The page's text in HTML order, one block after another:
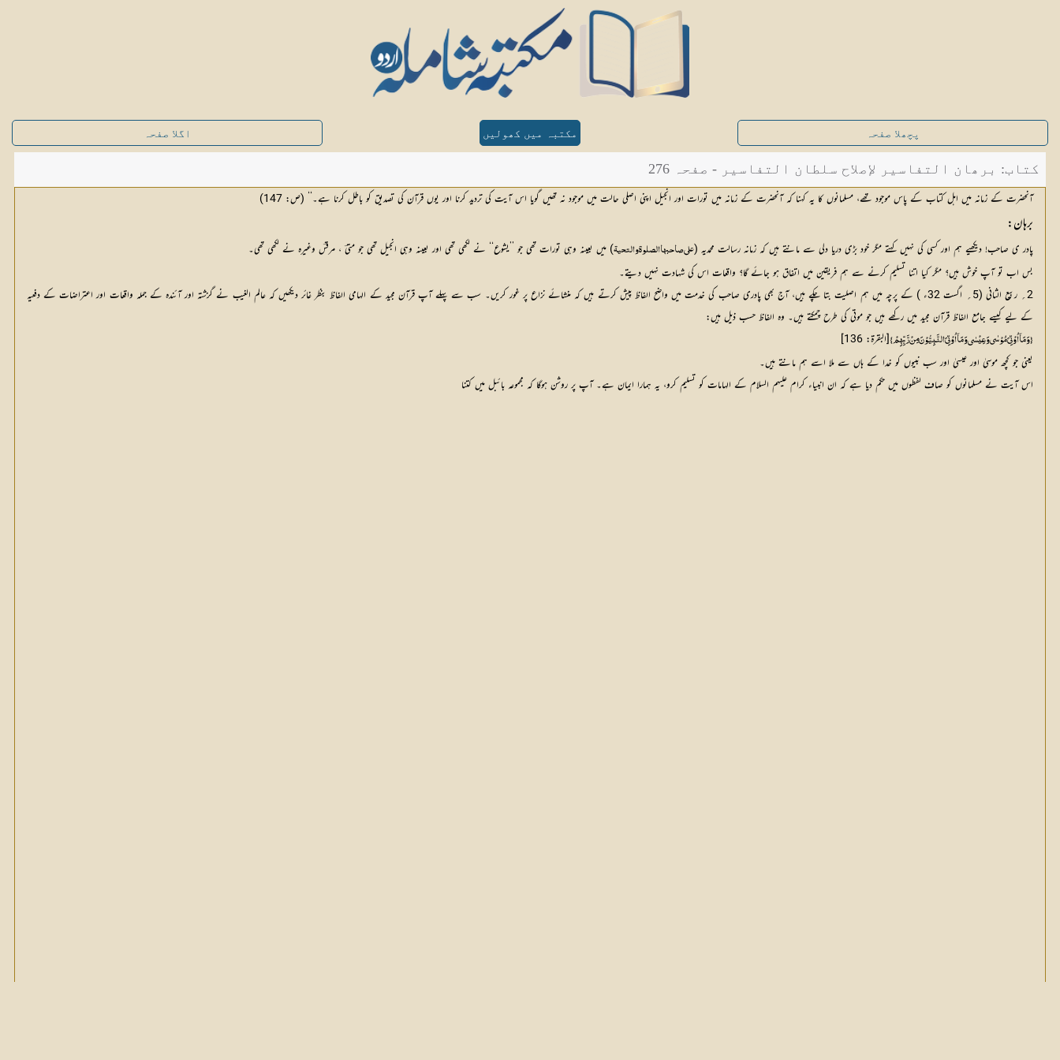
پچھلا صفحہ مکتبہ میں کھولیں اگلا صفحہ
کتاب: برھان التفاسیر لإصلاح سلطان التفاسیر - صفحہ 276
آنحضرت کے زمانہ میں اہل کتاب کے پاس موجود تھے، مسلمانوں کا یہ کہنا کہ آنحضرت کے زمانہ میں تورات اور انجیل اپنی اصلی حالت میں موجود نہ تھیں گویا اس آیت کی تردید کرنا اور یوں قرآن کی تصدیق کو باطل کرنا ہے۔‘‘ (ص: 147)
برہان:
پادر ی صاحب! دیکھیے ہم اور کسی کی نہیں کہتے مگر خود بڑی دریا دلی سے مانتے ہیں کہ زمانہ رسالت محمدیہ (علی صاحبہا الصلوۃ والتحیۃ) میں بعینہ وہی تورات تھی جو ’’یشوع‘‘ نے لکھی تھی اور بعینہ وہی انجیل تھی جو متیؔ ، مرقسؔ وغیرہ نے لکھی تھی۔
بس اب تو آپ خوش ہیں؟ مگر کیا اتنا تسلیم کرنے سے ہم فریقین میں اتفاق ہو جائے گا؟ واقعات اس کی شہادت نہیں دیتے۔
2؍ ربیع الثانی (5؍ اگست 32ء ) کے پرچہ میں ہم اصلیت بتا چکے ہیں، آج بھی پادری صاحب کی خدمت میں واضح الفاظ پیش کرتے ہیں کہ منشائے نزاع پر غور کریں۔ سب سے پہلے آپ قرآن مجید کے الہامی الفاظ بنظر غائر دیکھیں کہ عالم الغیب نے گزشتہ اور آئندہ کے جملہ واقعات اور اعتراضات کے دفعیہ
کے لیے کیسے جامع الفاظ قرآن مجید میں رکھے ہیں جو موتی کی طرح چمکتے ہیں۔ وہ الفاظ حسب ذیل ہیں:
{ وَ مَآ اُوْتِیَ مُوْسٰی وَ عِیْسٰی وَ مَآ اُوْتِیَ النَّبِیُّوْنَ مِنْ رَّبِّھِمْ} [البقرۃ: 136]
یعنی جو کچھ موسیٰ اور عیسیٰ اور سب نبیوں کو خدا کے ہاں سے ملا اسے ہم مانتے ہیں۔
اس آیت نے مسلمانوں کو صاف لفظوں میں حکم دیا ہے کہ ان انبیاء کرام علیہم السلام کے الہامات کو تسلیم کرو، یہ ہمارا ایمان ہے۔ آپ پر روشن ہوگا کہ مجموعہ بائبل میں کتنا